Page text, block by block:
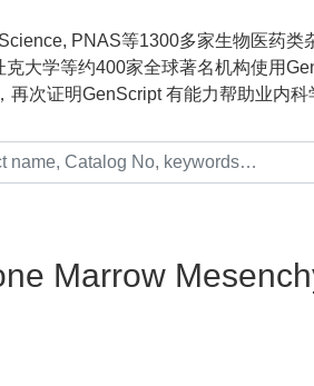
PNAS等1300多家生物医药类
大学等约400家全球著名机构使用
次证明GenScript 有能力帮助业内科
Marrow